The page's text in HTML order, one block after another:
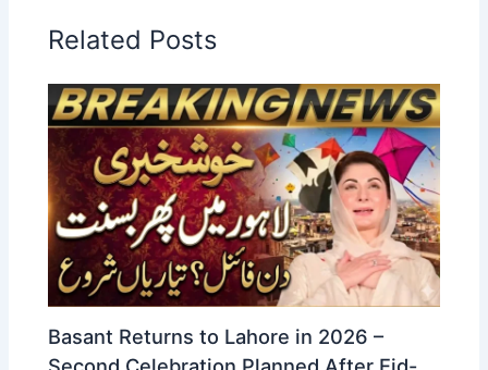
Related Posts
Basant Returns to Lahore in 2026 –